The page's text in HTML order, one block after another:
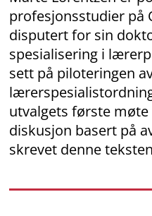
profesjonsstudier på
disputert for sin
spesialisering i
sett på piloteringen
utvalgets første
diskusjon basert på
skrevet denne